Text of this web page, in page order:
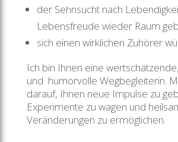
der Sehnsucht nach
Lebensfreude wieder Raum
sich einen wirklichen Zuhörer
Ich bin Ihnen eine
und humorvolle Wegbegleiterin.
darauf, Ihnen neue Impulse zu
Experimente zu wagen und
Veränderungen zu ermöglichen.